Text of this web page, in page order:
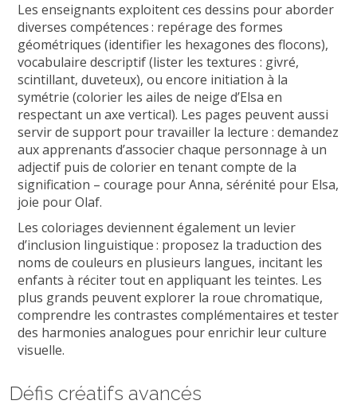
Les enseignants exploitent ces dessins pour aborder
diverses compétences : repérage des formes
géométriques (identifier les hexagones des flocons),
vocabulaire descriptif (lister les textures : givré,
scintillant, duveteux), ou encore initiation à la
symétrie (colorier les ailes de neige d’Elsa en
respectant un axe vertical). Les pages peuvent aussi
servir de support pour travailler la lecture : demandez
aux apprenants d’associer chaque personnage à un
adjectif puis de colorier en tenant compte de la
signification – courage pour Anna, sérénité pour Elsa,
joie pour Olaf.
Les coloriages deviennent également un levier
d’inclusion linguistique : proposez la traduction des
noms de couleurs en plusieurs langues, incitant les
enfants à réciter tout en appliquant les teintes. Les
plus grands peuvent explorer la roue chromatique,
comprendre les contrastes complémentaires et tester
des harmonies analogues pour enrichir leur culture
visuelle.
Défis créatifs avancés